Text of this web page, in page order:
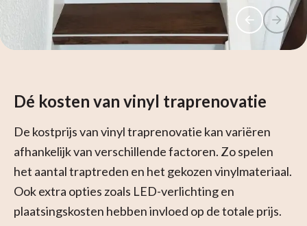
Dé kosten van vinyl traprenovatie
De kostprijs van vinyl traprenovatie kan variëren
afhankelijk van verschillende factoren. Zo spelen
het aantal traptreden en het gekozen vinylmateriaal.
Ook extra opties zoals LED-verlichting en
plaatsingskosten hebben invloed op de totale prijs.